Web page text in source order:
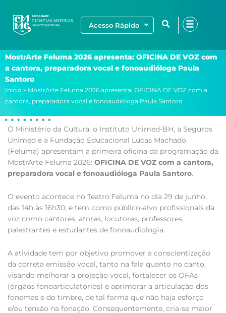
para
Acesso Rápido
MostrArte Feluma 2026 apresenta: OFICINA DE VOZ com
a cantora, preparadora vocal e fonoaudióloga Paula
Santoro
Início » MostrArte Feluma 2026 apresenta: OFICINA DE VOZ com a
cantora, preparadora vocal e fonoaudióloga Paula Santoro
O Ministério da Cultura, o Instituto Unimed-BH, a Seguros
Unimed e a Fundação Educacional Lucas Machado
(Feluma) apresentam a primeira oficina da programação da
MostrArte Feluma 2026: OFICINA DE VOZ com a cantora,
preparadora vocal e fonoaudióloga Paula Santoro.
O evento acontece no Teatro Feluma no dia 29 de junho,
das 14h às 16h30, e tem como público-alvo profissionais da
voz como cantores, atores, locutores, professores,
palestrantes e estudantes de fonoaudiologia.
A atividade tem por objetivo promover a conscientização
da correta emissão vocal, tanto na fala quanto no canto,
visando melhorar a projeção vocal, fortalecer os OFAs
(órgãos fonoarticulatórios) e aprimorar a articulação dos
fonemas e do timbre, de tal forma que não haja esforço
e/ou tensão na fonação. Consequentemente, cria-se maior